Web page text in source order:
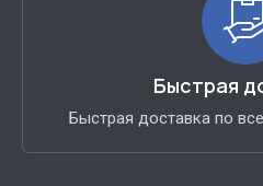
Быстрая
Быстрая доставка по